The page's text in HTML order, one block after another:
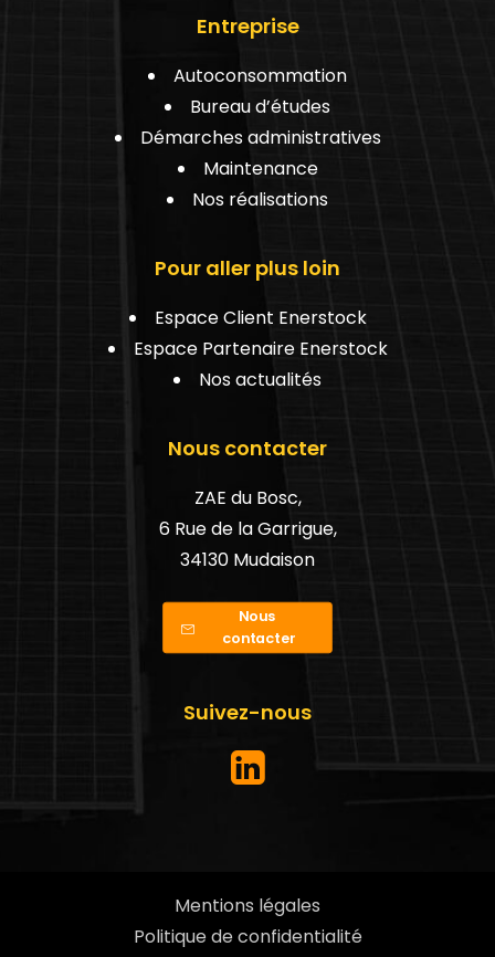
Entreprise
Autoconsommation
Bureau d’études
Démarches administratives
Maintenance
Nos réalisations
Pour aller plus loin
Espace Client Enerstock
Espace Partenaire Enerstock
Nos actualités
Nous contacter
ZAE du Bosc,
6 Rue de la Garrigue,
34130 Mudaison
Nous
contacter
Suivez-nous
Mentions légales
Politique de confidentialité